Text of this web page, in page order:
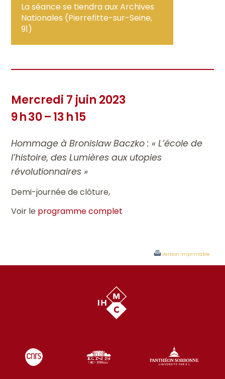
La séance se tiendra aux Archives
Nationales (Pierrefitte-sur-Seine,
91)
Mercredi 7 juin 2023
9 h 30 – 13 h 15
Hommage à Bronislaw Baczko : « L’école de
l’histoire, des Lumières aux utopies
révolutionnaires »
Demi-journée de clôture,
Voir le programme complet
Version imprimable